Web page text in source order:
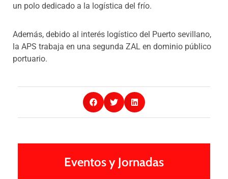
un polo dedicado a la logística del frío.
Además, debido al interés logístico del Puerto sevillano,
la APS trabaja en una segunda ZAL en dominio público
portuario.
Eventos y Jornadas